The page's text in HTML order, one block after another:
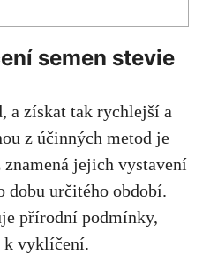
semen stevie
a získat tak rychlejší a
z účinných metod je
jejich vystavení
dobu určitého období.
přírodní podmínky,
k vyklíčení.